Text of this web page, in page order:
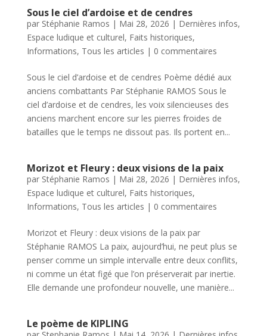
Sous le ciel d’ardoise et de cendres
par Stéphanie Ramos | Mai 28, 2026 | Dernières infos,
Espace ludique et culturel, Faits historiques,
Informations, Tous les articles | 0 commentaires
Sous le ciel d’ardoise et de cendres Poème dédié aux
anciens combattants Par Stéphanie RAMOS Sous le
ciel d’ardoise et de cendres, les voix silencieuses des
anciens marchent encore sur les pierres froides de
batailles que le temps ne dissout pas. Ils portent en...
Morizot et Fleury : deux visions de la paix
par Stéphanie Ramos | Mai 28, 2026 | Dernières infos,
Espace ludique et culturel, Faits historiques,
Informations, Tous les articles | 0 commentaires
Morizot et Fleury : deux visions de la paix par
Stéphanie RAMOS La paix, aujourd’hui, ne peut plus se
penser comme un simple intervalle entre deux conflits,
ni comme un état figé que l’on préserverait par inertie.
Elle demande une profondeur nouvelle, une manière...
Le poème de KIPLING